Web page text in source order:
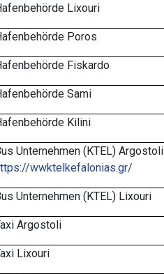
Lixouri
Poros
Fiskardo
Sami
Kilini
Unternehmen (KTEL) Argostoli
wwktelkefalonias.gr/
Unternehmen (KTEL) Lixouri
Argostoli
Lixouri